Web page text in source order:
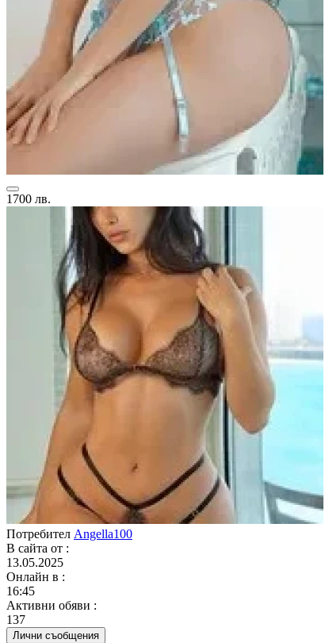
1700 лв.
Потребител Angella100
В сайта от :
13.05.2025
Онлайн в :
16:45
Активни обяви :
137
Лични съобщения